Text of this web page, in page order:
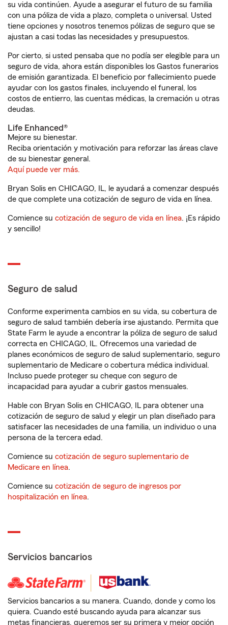
su vida continúen. Ayude a asegurar el futuro de su familia
con una póliza de vida a plazo, completa o universal. Usted
tiene opciones y nosotros tenemos pólizas de seguro que se
ajustan a casi todas las necesidades y presupuestos.
Por cierto, si usted pensaba que no podía ser elegible para un
seguro de vida, ahora están disponibles los Gastos funerarios
de emisión garantizada. El beneficio por fallecimiento puede
ayudar con los gastos finales, incluyendo el funeral, los
costos de entierro, las cuentas médicas, la cremación u otras
deudas.
Life Enhanced®
Mejore su bienestar.
Reciba orientación y motivación para reforzar las áreas clave
de su bienestar general.
Aquí puede ver más.
Bryan Solis en CHICAGO, IL, le ayudará a comenzar después
de que complete una cotización de seguro de vida en línea.
Comience su cotización de seguro de vida en línea. ¡Es rápido
y sencillo!
Seguro de salud
Conforme experimenta cambios en su vida, su cobertura de
seguro de salud también debería irse ajustando. Permita que
State Farm le ayude a encontrar la póliza de seguro de salud
correcta en CHICAGO, IL. Ofrecemos una variedad de
planes económicos de seguro de salud suplementario, seguro
suplementario de Medicare o cobertura médica individual.
Incluso puede proteger su cheque con seguro de
incapacidad para ayudar a cubrir gastos mensuales.
Hable con Bryan Solis en CHICAGO, IL para obtener una
cotización de seguro de salud y elegir un plan diseñado para
satisfacer las necesidades de una familia, un individuo o una
persona de la tercera edad.
Comience su cotización de seguro suplementario de
Medicare en línea.
Comience su cotización de seguro de ingresos por
hospitalización en línea.
Servicios bancarios
Servicios bancarios a su manera. Cuando, donde y como los
quiera. Cuando esté buscando ayuda para alcanzar sus
metas financieras, queremos ser su primera y mejor opción